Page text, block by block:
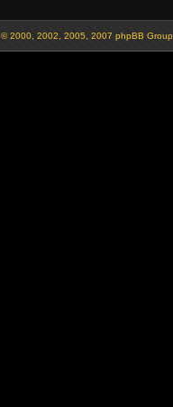
© 2000, 2002, 2005, 2007 phpBB Group